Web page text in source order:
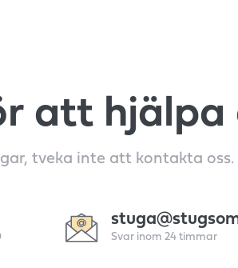
att hjälpa
tveka inte att kontakta oss.
Svar inom 24 timmar